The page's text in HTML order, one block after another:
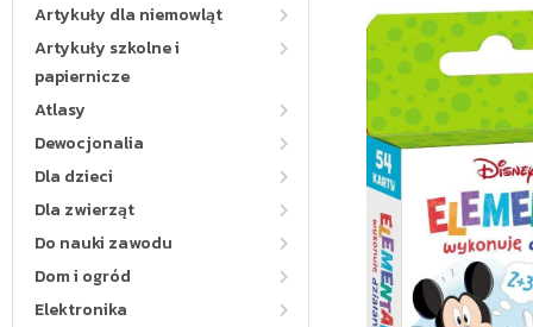
Artykuły dla niemowląt
Artykuły szkolne i
papiernicze
Atlasy
Dewocjonalia
Dla dzieci
Dla zwierząt
Do nauki zawodu
Dom i ogród
Elektronika